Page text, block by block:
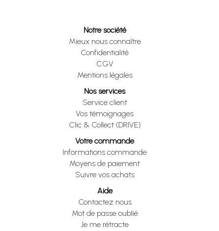
Notre société
Mieux nous connaître
Confidentialité
CGV
Mentions légales
Nos services
Service client
Vos témoignages
Clic & Collect (DRIVE)
Votre commande
Informations commande
Moyens de paiement
Suivre vos achats
Aide
Contactez nous
Mot de passe oublié
Je me rétracte